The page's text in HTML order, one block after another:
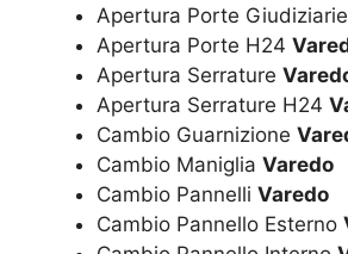
Apertura Porte Giudiziarie
Apertura Porte H24
Apertura Serrature
Apertura Serrature H24
Cambio Guarnizione
Cambio Maniglia Varedo
Cambio Pannelli Varedo
Cambio Pannello Esterno